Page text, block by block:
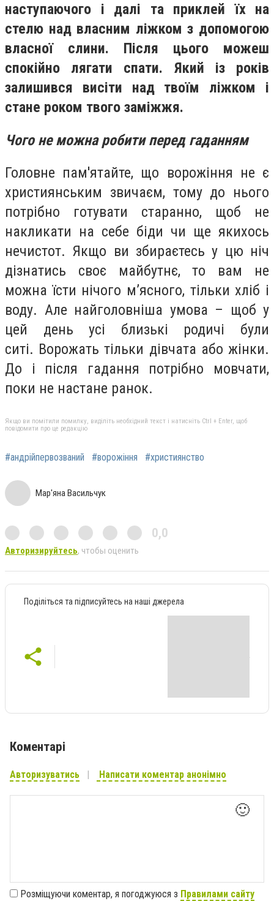
наступаючого і далі та приклей їх на
стелю над власним ліжком з допомогою
власної слини. Після цього можеш
спокійно лягати спати. Який із років
залишився висіти над твоїм ліжком і
стане роком твого заміжжя.
Чого не можна робити перед гаданням
Головне пам'ятайте, що ворожіння не є
християнським звичаєм, тому до нього
потрібно готувати старанно, щоб не
накликати на себе біди чи ще якихось
нечистот. Якщо ви збираєтесь у цю ніч
дізнатись своє майбутнє, то вам не
можна їсти нічого м’ясного, тільки хліб і
воду. Але найголовніша умова – щоб у
цей день усі близькі родичі були
ситі. Ворожать тільки дівчата або жінки.
До і після гадання потрібно мовчати,
поки не настане ранок.
Якщо ви помітили помилку, виділіть необхідний текст і натисніть Ctrl + Enter, щоб
повідомити про це редакцію
#андрійпервозваний #ворожіння #християнство
Мар'яна Васильчук
0,0
Авторизируйтесь, чтобы оценить
Поділіться та підписуйтесь на наші джерела
Коментарі
Авторизуватись Написати коментар анонімно
🙂
Розміщуючи коментар, я погоджуюся з Правилами сайту